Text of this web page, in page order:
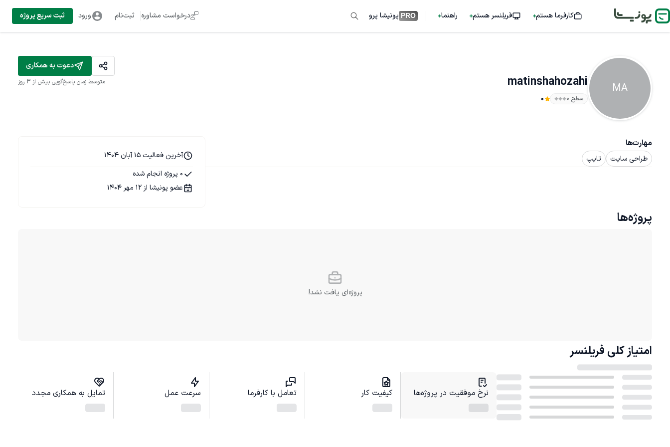
کارفرما هستم فریلنسر هستم راهنما PRO پونیشا پرو درخواست مشاوره ثبت‌نام ورود ثبت سریع پروژه
MA
matinshahozahi
سطح ۰ 0
دعوت به همکاری
متوسط زمان پاسخ‌گویی بیش از ۳ روز
مهارت‌ها
طراحی سایت تایپ
آخرین فعالیت 15 آبان 1404
0 پروژه انجام شده
عضو پونیشا از 12 مهر 1404
پروژه‌ها
پروژه‌ای یافت نشد!
امتیاز کلی فریلنسر
نرخ موفقیت در پروژه‌ها کیفیت کار تعامل با کارفرما سرعت عمل تمایل به همکاری مجدد